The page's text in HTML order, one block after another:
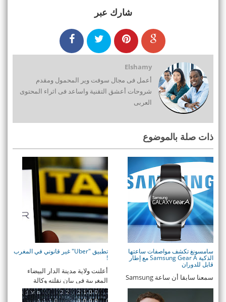
شارك عبر
Elshamy
أعمل فى مجال سوفت وير المحمول ومقدم
شروحات أعشق التقنية واساعد فى اثراء المحتوى
العربى
ذات صلة بالموضوع
سامسونغ تكشف مواصفات ساعتها
الذكية Samsung Gear A مع إطار
قابل للدوران
سمعنا سابقا أن ساعة Samsung
Gear A ستكون أول ساعة ذكية من
سامسونغ بشكل دائ ...
تطبيق "Uber" غير قانوني في المغرب
!
أعلنت ولاية مدينة الدار البيضاء
المغربية في بيان نقلته وكالة
المغرب العربي ...